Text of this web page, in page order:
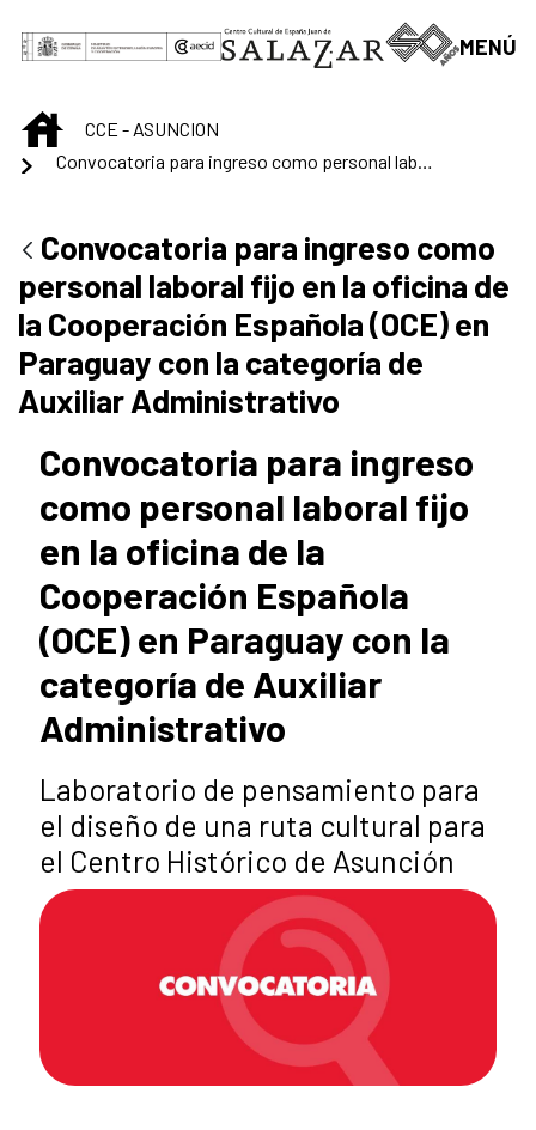
MENÚ
INICIOCCE - ASUNCION
Convocatoria para ingreso como
personal laboral fijo en la oficina de
la Cooperación Española (OCE) en
Paraguay con la categoría de
Auxiliar Administrativo
Convocatoria para ingreso
como personal laboral fijo
en la oficina de la
Cooperación Española
(OCE) en Paraguay con la
categoría de Auxiliar
Administrativo
Laboratorio de pensamiento para
el diseño de una ruta cultural para
el Centro Histórico de Asunción